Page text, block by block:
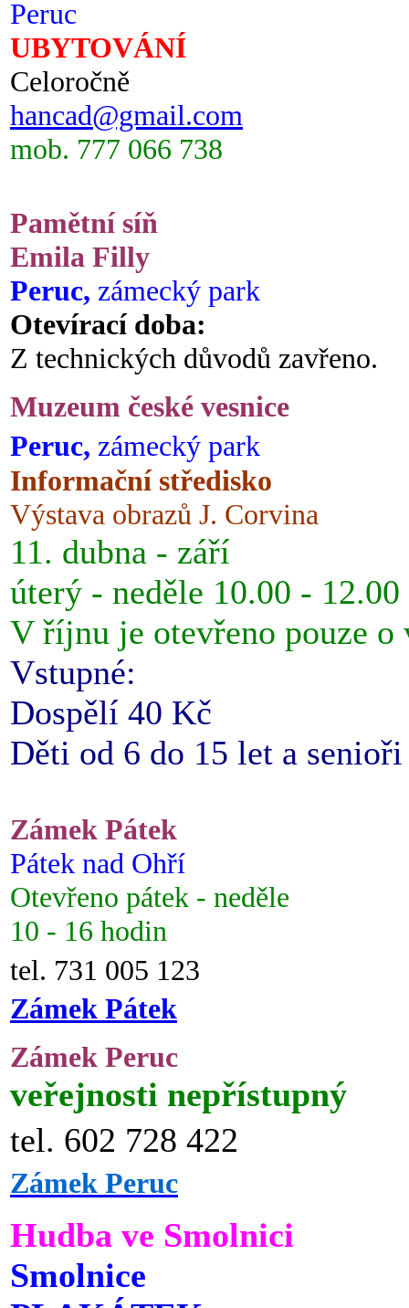
Peruc
UBYTOVÁNÍ
Celoročně
hancad@gmail.com
mob. 777 066 738
Pamětní síň
Emila Filly
Peruc, zámecký park
Otevírací doba:
Z technických důvodů zavřeno.
Muzeum české vesnice
Peruc, zámecký park
Informační středisko
Výstava obrazů J. Corvina
11. dubna - září
úterý - neděle 10.00 -
V říjnu je otevřeno pouze o
Vstupné:
Dospělí 40 Kč
Děti od 6 do 15 let a
Zámek Pátek
Pátek nad Ohří
Otevřeno pátek - neděle
10 - 16 hodin
tel. 731 005 123
Zámek Pátek
Zámek Peruc
veřejnosti nepřístupný
tel. 602 728 422
Zámek Peruc
Hudba ve Smolnici
Smolnice